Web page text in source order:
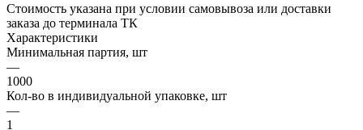
Стоимость указана при условии самовывоза или доставки
заказа до терминала ТК
Характеристики
Минимальная партия, шт
—
1000
Кол-во в индивидуальной упаковке, шт
—
1